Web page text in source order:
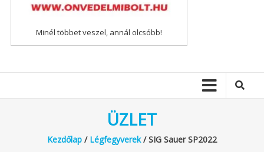
Minél többet veszel, annál olcsóbb!
ÜZLET
Kezdőlap/ Légfegyverek/ SIG Sauer SP2022